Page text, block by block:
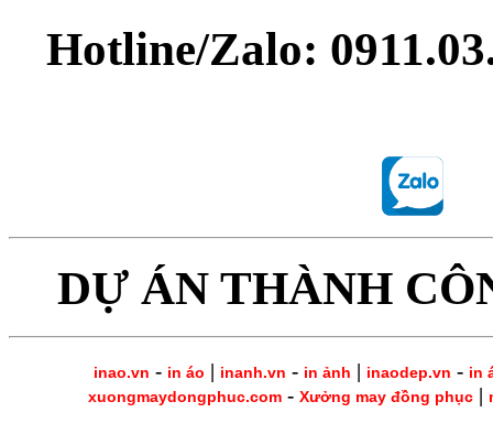
Hotline/Zalo:
DỰ ÁN THÀNH
inao.vn - in áo | inanh.vn - in ảnh | inaodep.vn - in
xuongmaydongphuc.com- Xưởng may đồng phục|